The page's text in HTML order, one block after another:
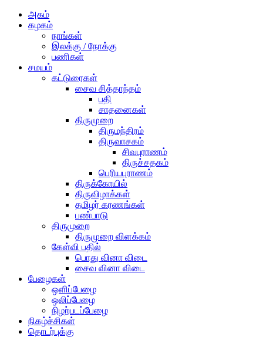
அகம்
கழகம்
நாங்கள்
இலக்கு / நோக்கு
பணிகள்
சமயம்
கட்டுரைகள்
சைவ சித்தாந்தம்
பதி
சாதனைகள்
திருமுறை
திருமந்திரம்
திருவாசகம்
சிவபுராணம்
திருச்சதகம்
பெரியபுராணம்
திருக்கோயில்
திருவிழாக்கள்
தமிழர் கரணங்கள்
பண்பாடு
திருமுறை
திருமுறை விளக்கம்
கேள்வி பதில்
பொது வினா விடை
சைவ வினா விடை
பேழைகள்
ஒளிப்பேழை
ஒலிப்பேழை
நிழற்படப்பேழை
நிகழ்ச்சிகள்
தொடர்புக்கு